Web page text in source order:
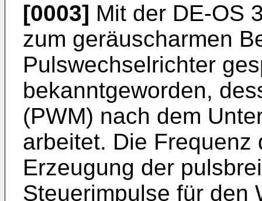
[0003] Mit der DE-OS
zum geräuscharmen
Pulswechselrichter
bekanntgeworden,
(PWM) nach dem
arbeitet. Die Frequenz
Erzeugung der
Steuerimpulse für den